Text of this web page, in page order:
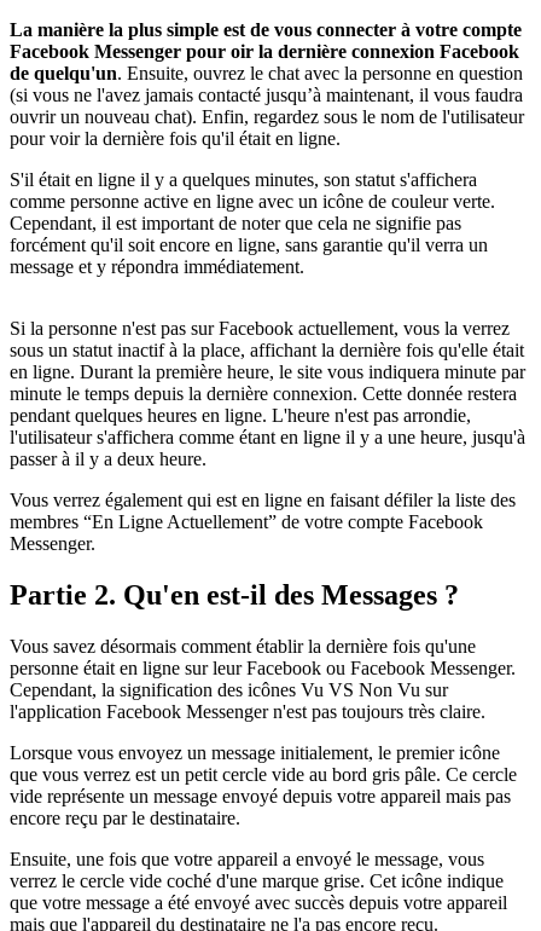
La manière la plus simple est de vous connecter à votre compte
Facebook Messenger pour oir la dernière connexion Facebook
de quelqu'un. Ensuite, ouvrez le chat avec la personne en question
(si vous ne l'avez jamais contacté jusqu’à maintenant, il vous faudra
ouvrir un nouveau chat). Enfin, regardez sous le nom de l'utilisateur
pour voir la dernière fois qu'il était en ligne.
S'il était en ligne il y a quelques minutes, son statut s'affichera
comme personne active en ligne avec un icône de couleur verte.
Cependant, il est important de noter que cela ne signifie pas
forcément qu'il soit encore en ligne, sans garantie qu'il verra un
message et y répondra immédiatement.
Si la personne n'est pas sur Facebook actuellement, vous la verrez
sous un statut inactif à la place, affichant la dernière fois qu'elle était
en ligne. Durant la première heure, le site vous indiquera minute par
minute le temps depuis la dernière connexion. Cette donnée restera
pendant quelques heures en ligne. L'heure n'est pas arrondie,
l'utilisateur s'affichera comme étant en ligne il y a une heure, jusqu'à
passer à il y a deux heure.
Vous verrez également qui est en ligne en faisant défiler la liste des
membres “En Ligne Actuellement” de votre compte Facebook
Messenger.
Partie 2. Qu'en est-il des Messages ?
Vous savez désormais comment établir la dernière fois qu'une
personne était en ligne sur leur Facebook ou Facebook Messenger.
Cependant, la signification des icônes Vu VS Non Vu sur
l'application Facebook Messenger n'est pas toujours très claire.
Lorsque vous envoyez un message initialement, le premier icône
que vous verrez est un petit cercle vide au bord gris pâle. Ce cercle
vide représente un message envoyé depuis votre appareil mais pas
encore reçu par le destinataire.
Ensuite, une fois que votre appareil a envoyé le message, vous
verrez le cercle vide coché d'une marque grise. Cet icône indique
que votre message a été envoyé avec succès depuis votre appareil
mais que l'appareil du destinataire ne l'a pas encore reçu.